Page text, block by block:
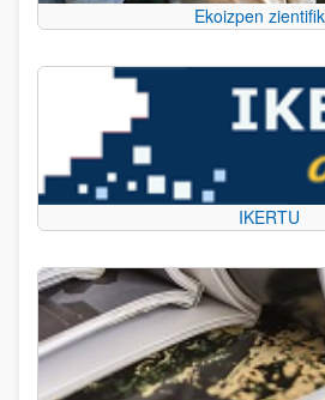
Ekoizpen
IKERTU